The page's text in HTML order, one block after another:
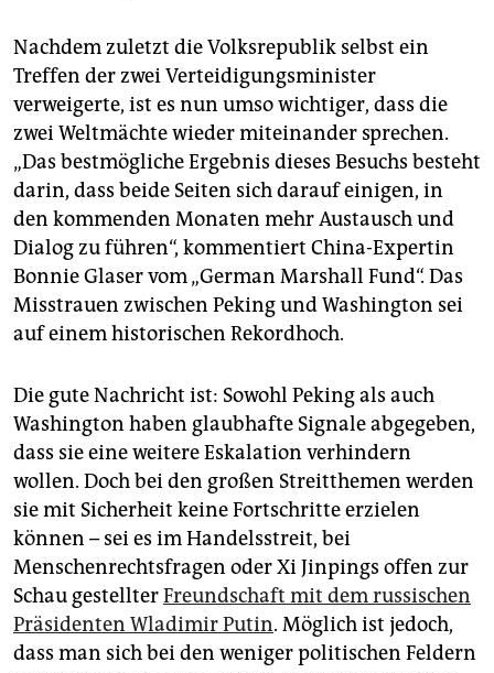
Nachdem zuletzt die Volksrepublik selbst ein
Treffen der zwei Verteidigungsminister
verweigerte, ist es nun umso wichtiger, dass die
zwei Weltmächte wieder miteinander sprechen.
„Das bestmögliche Ergebnis dieses Besuchs besteht
darin, dass beide Seiten sich darauf einigen, in
den kommenden Monaten mehr Austausch und
Dialog zu führen“, kommentiert China-Expertin
Bonnie Glaser vom „German Marshall Fund“. Das
Misstrauen zwischen Peking und Washington sei
auf einem historischen Rekordhoch.
Die gute Nachricht ist: Sowohl Peking als auch
Washington haben glaubhafte Signale abgegeben,
dass sie eine weitere Eskalation verhindern
wollen. Doch bei den großen Streitthemen werden
sie mit Sicherheit keine Fortschritte erzielen
können – sei es im Handelsstreit, bei
Menschenrechtsfragen oder Xi Jinpings offen zur
Schau gestellterFreundschaft mit dem russischen
Präsidenten Wladimir Putin. Möglich ist jedoch,
dass man sich bei den weniger politischen Feldern